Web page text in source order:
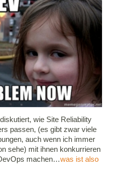
wie Site Reliability
passen, (es gibt zwar viele
auch wenn ich immer
sehe) mit ihnen konkurrieren
machen…was ist also